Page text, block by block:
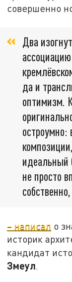
совершенно
Два
да и
оптимизм.
остроумно:
идеальный
не просто
– написал о
историк
кандидат
Змеул.